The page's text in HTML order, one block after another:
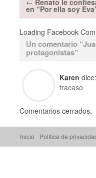
← Renato le
en “Por ella soy
Loading Facebook
Un comentario “
protagonistas”
Karen dice:
fracaso
Comentarios cerrados.
Inicio Política de